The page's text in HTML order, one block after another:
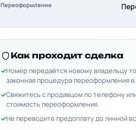
Переоформление
Как проходит сделка
Номер передаётся новому владельцу
законная процедура переоформления
Свяжитесь с продавцом по телефону
стоимость переоформления.
Не переводите предоплату до личной